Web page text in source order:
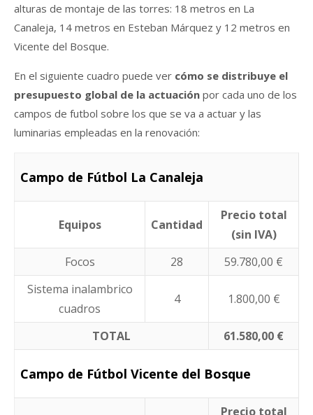
alturas de montaje de las torres: 18 metros en La
Canaleja, 14 metros en Esteban Márquez y 12 metros en
Vicente del Bosque.
En el siguiente cuadro puede ver cómo se distribuye el
presupuesto global de la actuación por cada uno de los
campos de futbol sobre los que se va a actuar y las
luminarias empleadas en la renovación:
Campo de Fútbol La Canaleja
Equipos Cantidad
Precio total
(sin IVA)
Focos
28
59.780,00 €
Sistema inalambrico
cuadros
4 1.800,00 €
TOTAL 61.580,00 €
Campo de Fútbol Vicente del Bosque
Precio total